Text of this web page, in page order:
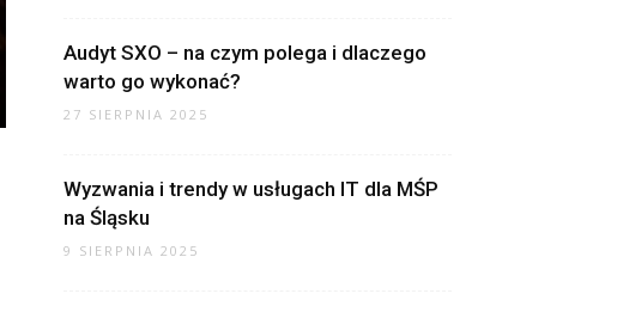
Audyt SXO – na czym polega i dlaczego
warto go wykonać?
27 SIERPNIA 2025
Wyzwania i trendy w usługach IT dla MŚP
na Śląsku
9 SIERPNIA 2025